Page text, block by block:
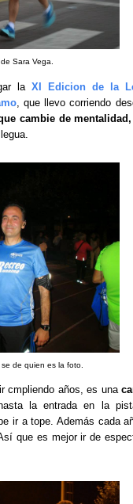
Sara Vega.
la XI Edicion de la
, que llevo corriendo
cambie de mentalidad,
de quien es la foto.
cmpliendo años, es una
la entrada en la
ir a tope. Además cada
que es mejor ir de